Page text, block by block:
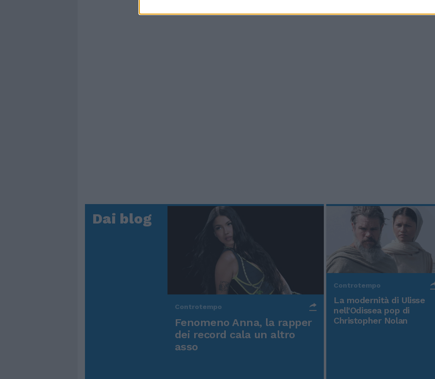
Dai blog
Controtempo
Fenomeno Anna, la rapper
dei record cala un altro
asso
Controtempo
La modernità di Ulisse
nell'Odissea pop di
Christopher Nolan